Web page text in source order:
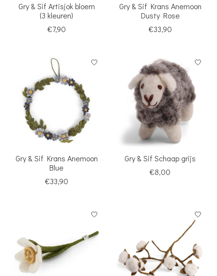
Gry & Sif Artisjok bloem
(3 kleuren)
€7,90
Gry & Sif Krans Anemoon
Dusty Rose
€33,90
Gry & Sif Krans Anemoon
Blue
€33,90
Gry & Sif Schaap grijs
€8,00